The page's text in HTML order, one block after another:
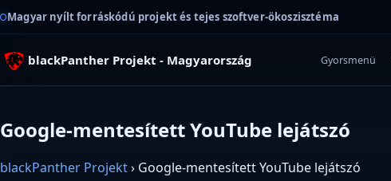
Magyar nyílt forráskódú projekt és tejes szoftver-ökoszisztéma
blackPanther Projekt - Magyarország Gyorsmenü
Google-mentesített YouTube lejátszó
blackPanther Projekt› Google-mentesített YouTube lejátszó